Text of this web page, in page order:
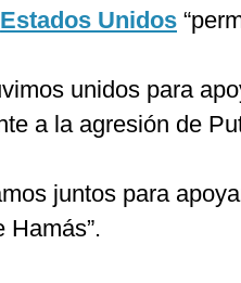
Estados Unidos
unidos para
a la agresión de
juntos para
Hamás”.